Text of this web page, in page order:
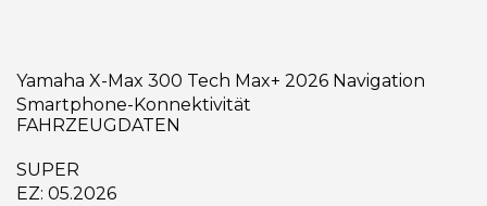
Yamaha X-Max 300 Tech Max+ 2026 Navigation
Smartphone-Konnektivität
FAHRZEUGDATEN
SUPER
EZ: 05.2026